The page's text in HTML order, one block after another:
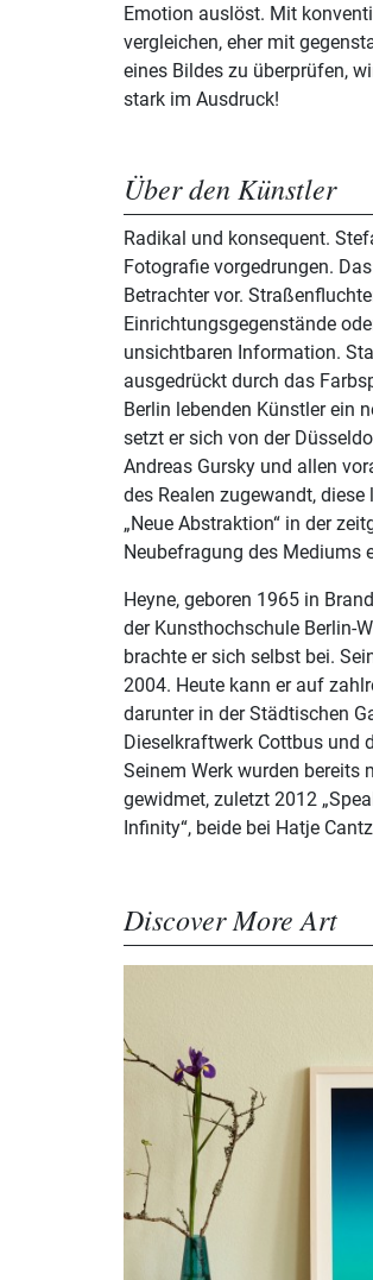
Emotion auslöst. Mit
vergleichen, eher mit
eines Bildes zu überprüfen,
stark im Ausdruck!
Über den Künstler
Radikal und konsequent.
Fotografie vorgedrungen.
Betrachter vor.
Einrichtungsgegenstände
unsichtbaren Information.
ausgedrückt durch das
Berlin lebenden Künstler ein
setzt er sich von der
Andreas Gursky und allen
des Realen zugewandt,
„Neue Abstraktion“ in der
Neubefragung des Mediums
Heyne, geboren 1965 in
der Kunsthochschule Berlin-
brachte er sich selbst bei.
2004. Heute kann er auf
darunter in der Städtischen
Dieselkraftwerk Cottbus und
Seinem Werk wurden bereits
gewidmet, zuletzt 2012
Infinity“, beide bei Hatje
Discover More Art